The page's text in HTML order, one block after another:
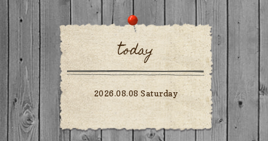
today
2026.08.08 Saturday